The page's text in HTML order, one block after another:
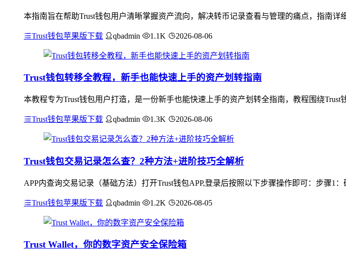
本指南旨在帮助Trust钱包用户清晰掌握资产流向，解决转币记录查看与管理的痛点，指南
Trust钱包苹果版下载 qbadmin 1.1K 2026-08-06
Trust钱包转移全教程，新手也能快速上手的资产划转指南
本教程专为Trust钱包用户打造，是一份新手也能快速上手的资产划转全指南，教程围绕
Trust钱包苹果版下载 qbadmin 1.3K 2026-08-06
Trust钱包交易记录怎么查？2种方法+进阶技巧全解析
APP内查询交易记录（基础方法）打开Trust钱包APP,登录后按照以下步骤操作即可：步骤1
Trust钱包苹果版下载 qbadmin 1.2K 2026-08-05
Trust Wallet，你的数字资产安全保险箱